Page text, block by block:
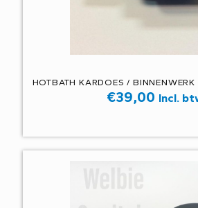
HOTBATH KARDOES /
€39,00 Incl.